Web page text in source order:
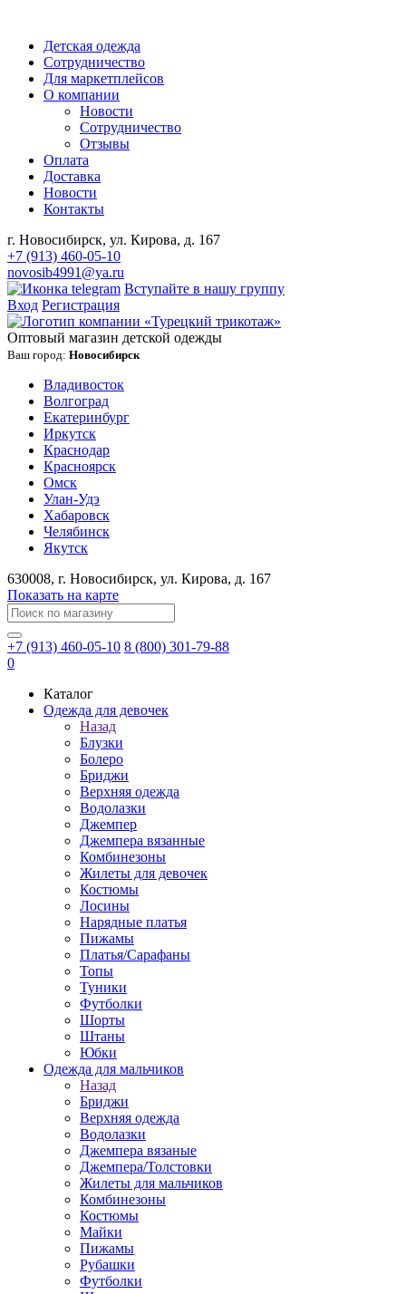
Детская одежда
Сотрудничество
Для маркетплейсов
О компании
Новости
Сотрудничество
Отзывы
Оплата
Доставка
Новости
Контакты
г. Новосибирск, ул. Кирова, д. 167
+7 (913) 460-05-10
novosib4991@ya.ru
Вступайте в нашу группу
Вход Регистрация
Оптовый магазин детской одежды
Ваш город: Новосибирск
Владивосток
Волгоград
Екатеринбург
Иркутск
Краснодар
Красноярск
Омск
Улан-Удэ
Хабаровск
Челябинск
Якутск
630008, г. Новосибирск, ул. Кирова, д. 167
Показать на карте
+7 (913) 460-05-10 8 (800) 301-79-88
0
Каталог
Одежда для девочек
Назад
Блузки
Болеро
Бриджи
Верхняя одежда
Водолазки
Джемпер
Джемпера вязанные
Комбинезоны
Жилеты для девочек
Костюмы
Лосины
Нарядные платья
Пижамы
Платья/Сарафаны
Топы
Туники
Футболки
Шорты
Штаны
Юбки
Одежда для мальчиков
Назад
Бриджи
Верхняя одежда
Водолазки
Джемпера вязаные
Джемпера/Толстовки
Жилеты для мальчиков
Комбинезоны
Костюмы
Майки
Пижамы
Рубашки
Футболки